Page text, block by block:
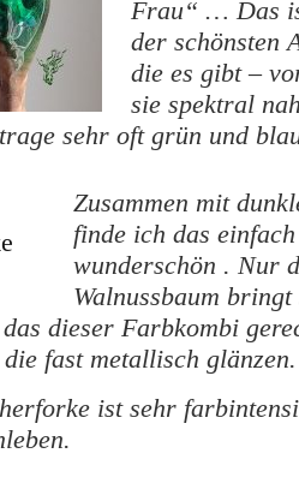
Frau“ … Das
der schönsten
die es gibt –
sie spektral
sehr oft grün und
Zusammen mit
finde ich das
wunderschön . Nur
Walnussbaum
dieser Farbkombi
fast metallisch glänzen.
ist sehr